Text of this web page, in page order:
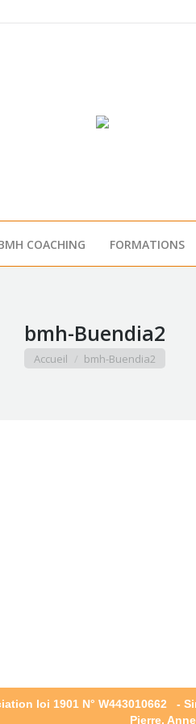
COACHING FORMATIONS
bmh-Buendia2
Vous êtes ici :
Accueil bmh-Buendia2
loi 1901 N° W443010662 -
Pierre,